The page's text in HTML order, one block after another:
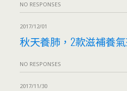
NO RESPONSES
2017/12/01
秋天養肺，2款滋補養
NO RESPONSES
2017/11/30